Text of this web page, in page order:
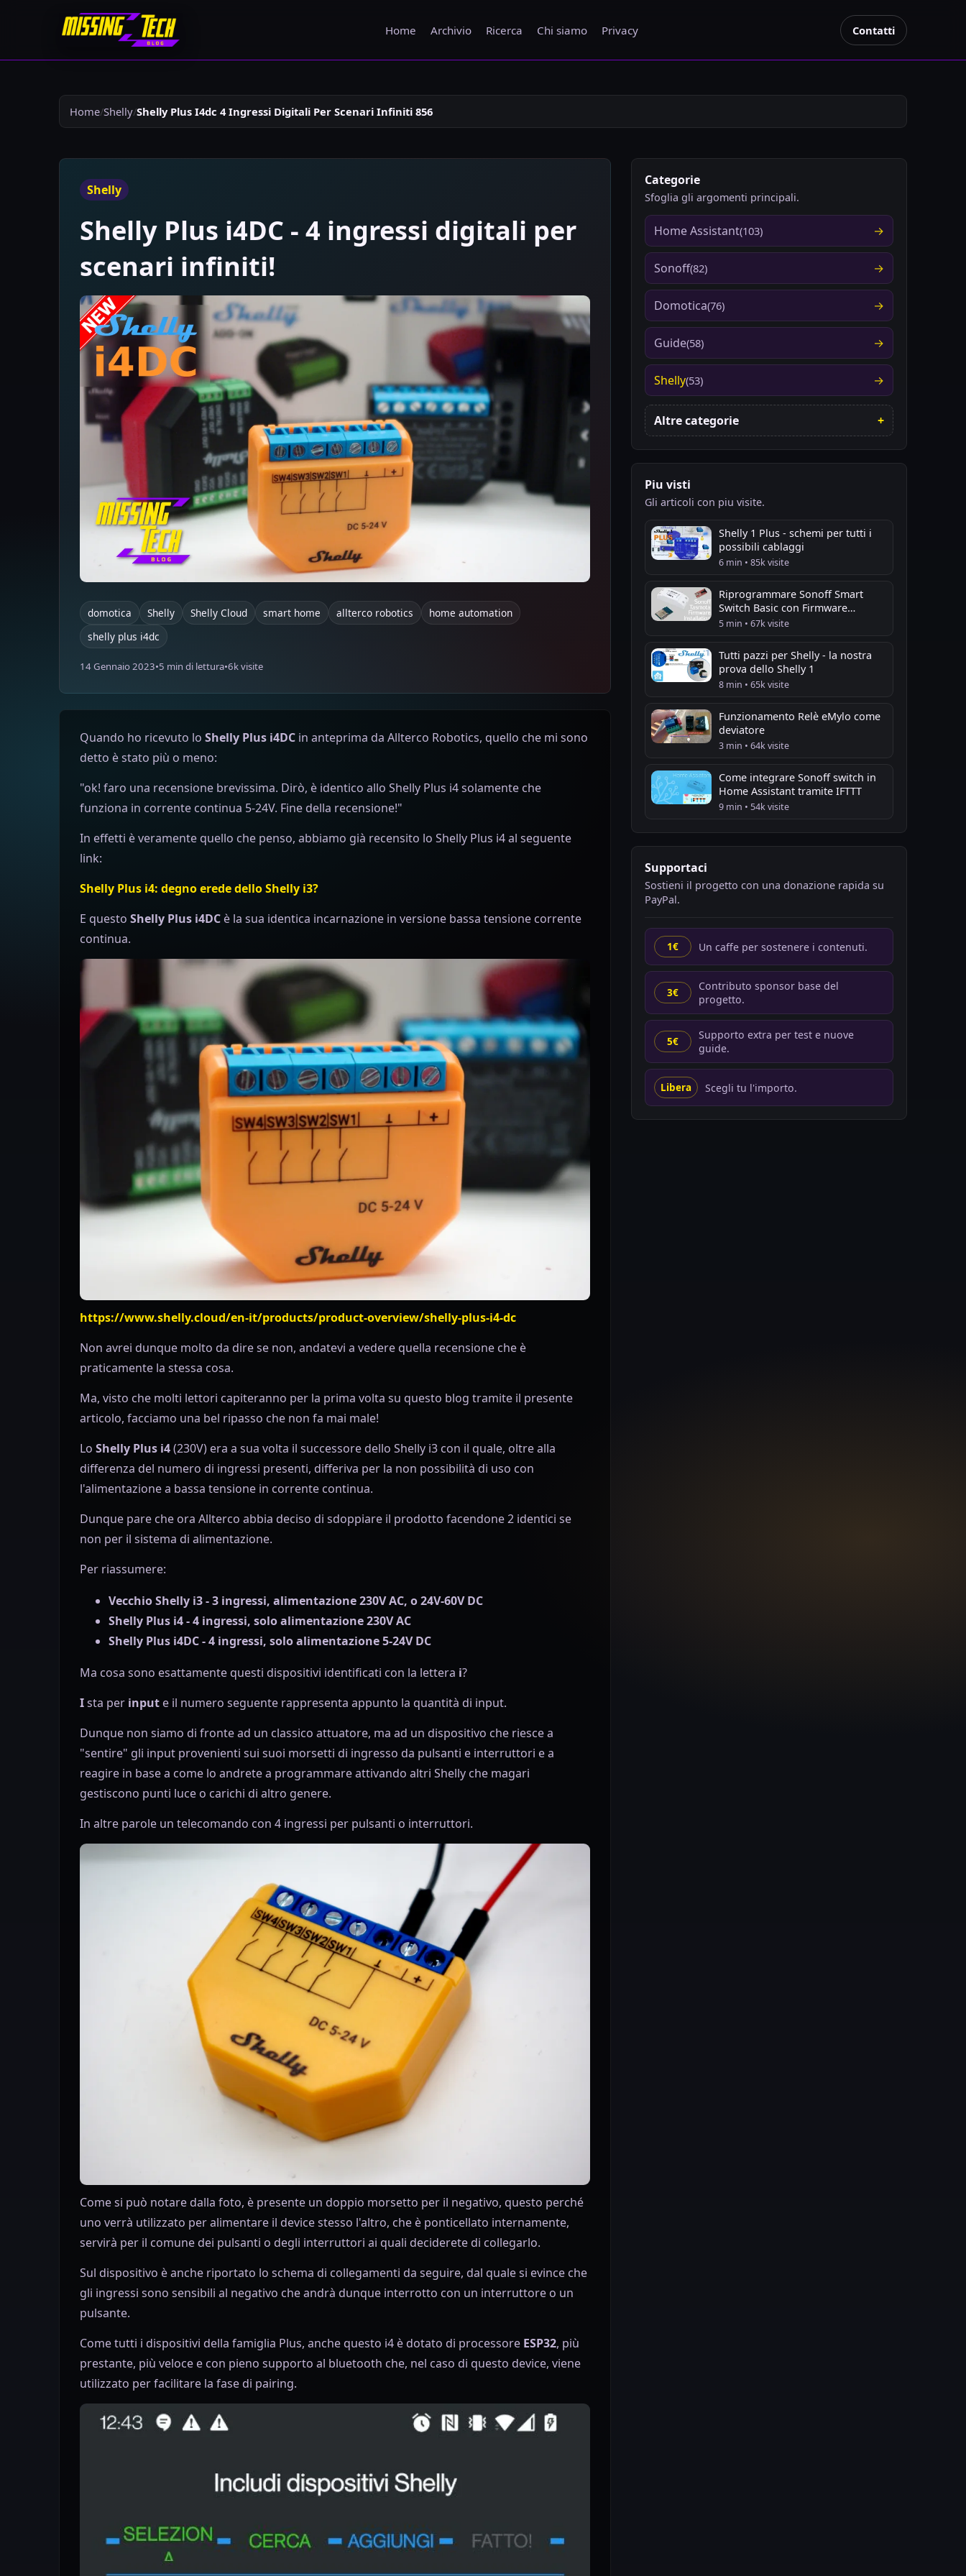
Home Archivio Ricerca Chi siamo Privacy Contatti
Home Shelly Shelly Plus I4dc 4 Ingressi Digitali Per Scenari Infiniti 856
Shelly
Shelly Plus i4DC - 4 ingressi digitali per
scenari infiniti!
domotica Shelly Shelly Cloud smart home allterco robotics
home automation
shelly plus i4dc
14 Gennaio 2023•5 min di lettura•6k visite
Quando ho ricevuto lo Shelly Plus i4DC in anteprima da Allterco Robotics, quello che mi sono
detto è stato più o meno:
"ok! faro una recensione brevissima. Dirò, è identico allo Shelly Plus i4 solamente che
funziona in corrente continua 5-24V. Fine della recensione!"
In effetti è veramente quello che penso, abbiamo già recensito lo Shelly Plus i4 al seguente
link:
Shelly Plus i4: degno erede dello Shelly i3?
E questo Shelly Plus i4DC è la sua identica incarnazione in versione bassa tensione corrente
continua.
https://www.shelly.cloud/en-it/products/product-overview/shelly-plus-i4-dc
Non avrei dunque molto da dire se non, andatevi a vedere quella recensione che è
praticamente la stessa cosa.
Ma, visto che molti lettori capiteranno per la prima volta su questo blog tramite il presente
articolo, facciamo una bel ripasso che non fa mai male!
Lo Shelly Plus i4(230V) era a sua volta il successore dello Shelly i3 con il quale, oltre alla
differenza del numero di ingressi presenti, differiva per la non possibilità di uso con
l'alimentazione a bassa tensione in corrente continua.
Dunque pare che ora Allterco abbia deciso di sdoppiare il prodotto facendone 2 identici se
non per il sistema di alimentazione.
Per riassumere:
Vecchio Shelly i3 - 3 ingressi, alimentazione 230V AC, o 24V-60V DC
Shelly Plus i4 - 4 ingressi, solo alimentazione 230V AC
Shelly Plus i4DC - 4 ingressi, solo alimentazione 5-24V DC
Ma cosa sono esattamente questi dispositivi identificati con la lettera i?
Ista per input e il numero seguente rappresenta appunto la quantità di input.
Dunque non siamo di fronte ad un classico attuatore, ma ad un dispositivo che riesce a
"sentire" gli input provenienti sui suoi morsetti di ingresso da pulsanti e interruttori e a
reagire in base a come lo andrete a programmare attivando altri Shelly che magari
gestiscono punti luce o carichi di altro genere.
In altre parole un telecomando con 4 ingressi per pulsanti o interruttori.
Come si può notare dalla foto, è presente un doppio morsetto per il negativo, questo perché
uno verrà utilizzato per alimentare il device stesso l'altro, che è ponticellato internamente,
servirà per il comune dei pulsanti o degli interruttori ai quali deciderete di collegarlo.
Sul dispositivo è anche riportato lo schema di collegamenti da seguire, dal quale si evince che
gli ingressi sono sensibili al negativo che andrà dunque interrotto con un interruttore o un
pulsante.
Come tutti i dispositivi della famiglia Plus, anche questo i4 è dotato di processore ESP32, più
prestante, più veloce e con pieno supporto al bluetooth che, nel caso di questo device, viene
utilizzato per facilitare la fase di pairing.
Categorie
Sfoglia gli argomenti principali.
Home Assistant(103)
Sonoff(82)
Domotica(76)
Guide(58)
Shelly(53)
Altre categorie
Piu visti
Gli articoli con piu visite.
Shelly 1 Plus - schemi per tutti i
possibili cablaggi
6 min • 85k visite
Riprogrammare Sonoff Smart
Switch Basic con Firmware
Tasmota
5 min • 67k visite
Tutti pazzi per Shelly - la nostra
prova dello Shelly 1
8 min • 65k visite
Funzionamento Relè eMylo come
deviatore
3 min • 64k visite
Come integrare Sonoff switch in
Home Assistant tramite IFTTT
9 min • 54k visite
Supportaci
Sostieni il progetto con una donazione rapida su
PayPal.
1€ Un caffe per sostenere i contenuti.
3€
Contributo sponsor base del
progetto.
5€
Supporto extra per test e nuove
guide.
Libera Scegli tu l'importo.